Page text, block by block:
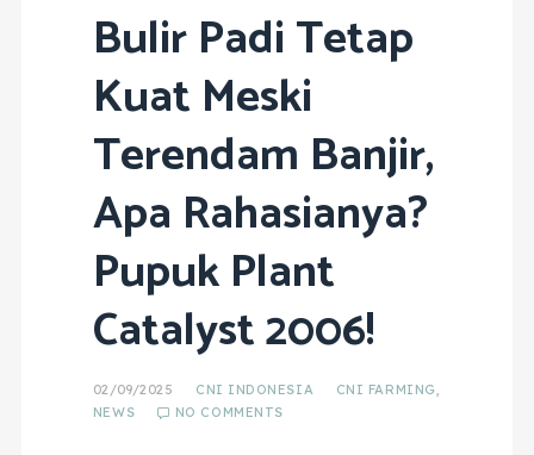
Bulir Padi Tetap
Kuat Meski
Terendam Banjir,
Apa Rahasianya?
Pupuk Plant
Catalyst 2006!
02/09/2025 CNI INDONESIA CNI FARMING,
NEWS
NO COMMENTS